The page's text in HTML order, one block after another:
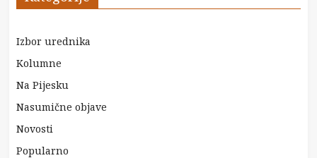
Izbor urednika
Kolumne
Na Pijesku
Nasumične objave
Novosti
Popularno